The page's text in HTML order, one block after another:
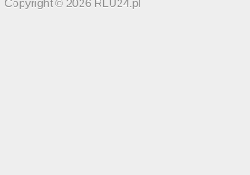
Copyright © 2026 RLU24.pl